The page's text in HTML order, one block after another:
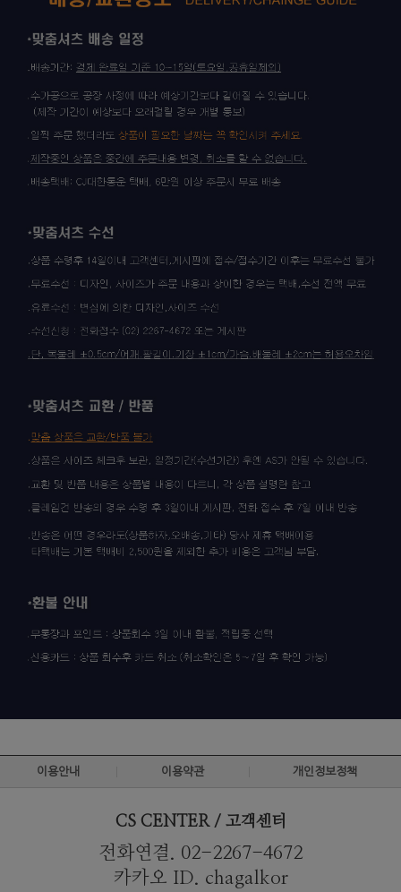
이용안내 이용약관 개인정보정책
CS CENTER / 고객센터
전화연결. 02-2267-4672
카카오 ID. chagalkor